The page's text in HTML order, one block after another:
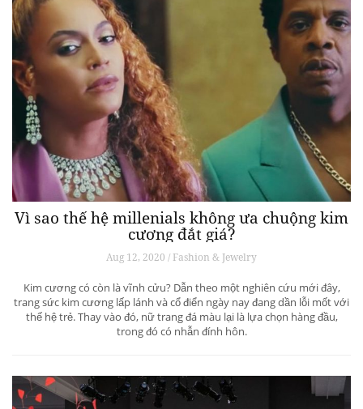
Vì sao thế hệ millenials không ưa chuộng kim
cương đắt giá?
Aug 12, 2020 / Fashion & Jewelry
Kim cương có còn là vĩnh cửu? Dẫn theo một nghiên cứu mới đây,
trang sức kim cương lấp lánh và cổ điển ngày nay đang dần lỗi mốt với
thế hệ trẻ. Thay vào đó, nữ trang đá màu lại là lựa chọn hàng đầu,
trong đó có nhẫn đính hôn.